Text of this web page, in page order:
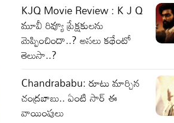
KJQ Movie Review : K J Q
మూవీ రివ్యూ ప్రేక్షకులను
మెప్పించిందా..? అసలు కథేంటో
తెలుసా..?
Chandrababu: రూటు మార్చిన
చంద్రబాబు.. ఏంటి సార్ ఈ
వాయింపులు